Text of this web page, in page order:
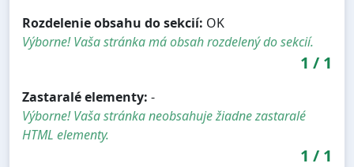
Rozdelenie obsahu do sekcií: OK
Výborne! Vaša stránka má obsah rozdelený do sekcií.
1 / 1
Zastaralé elementy: -
Výborne! Vaša stránka neobsahuje žiadne zastaralé
HTML elementy.
1 / 1